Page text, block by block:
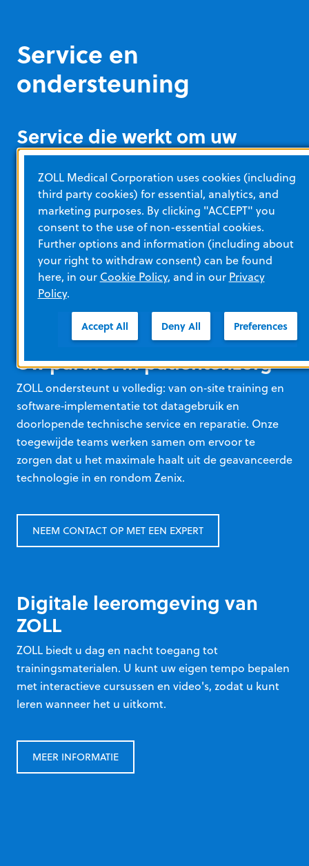
Service en
ondersteuning
Service die werkt om uw
uitvaltijd te minimaliseren
De Zenix‑parameterpods integreren alle hardware in
de pod zelf en zijn ontworpen voor snelle, eenvoudig
uit te voeren upgrades en reparaties. Lees meer over
het brede aanbod aan serviceprogramma’s.
ONDERSTEUNING AANVRAGEN
Uw partner in patiëntenzorg
ZOLL ondersteunt u volledig: van on‑site training en
software‑implementatie tot datagebruik en
doorlopende technische service en reparatie. Onze
toegewijde teams werken samen om ervoor te
zorgen dat u het maximale haalt uit de geavanceerde
technologie in en rondom Zenix.
NEEM CONTACT OP MET EEN EXPERT
Digitale leeromgeving van
ZOLL
ZOLL biedt u dag en nacht toegang tot
trainingsmaterialen. U kunt uw eigen tempo bepalen
met interactieve cursussen en video's, zodat u kunt
leren wanneer het u uitkomt.
MEER INFORMATIE
ZOLL Medical Corporation uses cookies (including
third party cookies) for essential, analytics, and
marketing purposes. By clicking "ACCEPT" you
consent to the use of non-essential cookies.
Further options and information (including about
your right to withdraw consent) can be found
here, in our Cookie Policy, and in our Privacy
Policy.
Accept All Deny All Preferences